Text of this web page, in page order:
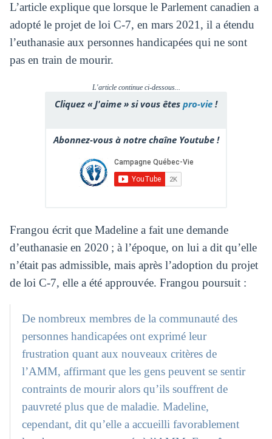
L’article explique que lorsque le Parlement canadien a
adopté le projet de loi C-7, en mars 2021, il a étendu
l’euthanasie aux personnes handicapées qui ne sont
pas en train de mourir.
L'article continue ci-dessous...
Cliquez « J'aime » si vous êtes pro-vie !
Abonnez-vous à notre chaîne Youtube !
Frangou écrit que Madeline a fait une demande
d’euthanasie en 2020 ; à l’époque, on lui a dit qu’elle
n’était pas admissible, mais après l’adoption du projet
de loi C-7, elle a été approuvée. Frangou poursuit :
De nombreux membres de la communauté des
personnes handicapées ont exprimé leur
frustration quant aux nouveaux critères de
l’AMM, affirmant que les gens peuvent se sentir
contraints de mourir alors qu’ils souffrent de
pauvreté plus que de maladie. Madeline,
cependant, dit qu’elle a accueilli favorablement